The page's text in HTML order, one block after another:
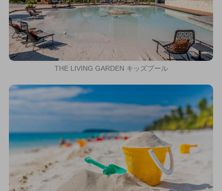
THE LIVING GARDEN キッズプール